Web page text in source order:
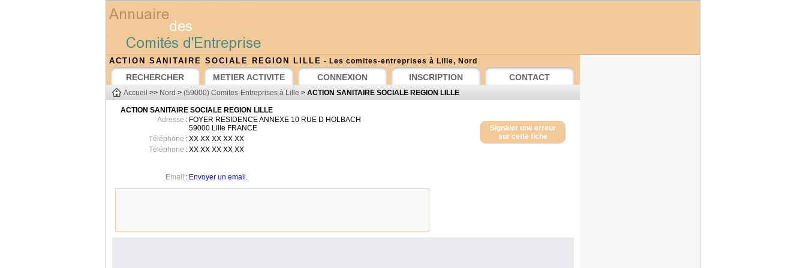
ACTION SANITAIRE SOCIALE REGION LILLE - Les comites-entreprises à Lille, Nord
RECHERCHER METIER ACTIVITE CONNEXION INSCRIPTION CONTACT
Accueil >> Nord > (59000) Comites-Entreprises à Lille > ACTION SANITAIRE SOCIALE REGION LILLE
ACTION SANITAIRE SOCIALE REGION LILLE
Signaler une erreur
sur cette fiche
Adresse : FOYER RESIDENCE ANNEXE 10 RUE D HOLBACH
59000 Lille FRANCE
Téléphone :XX XX XX XX XX
Téléphone :XX XX XX XX XX
Email : Envoyer un email.